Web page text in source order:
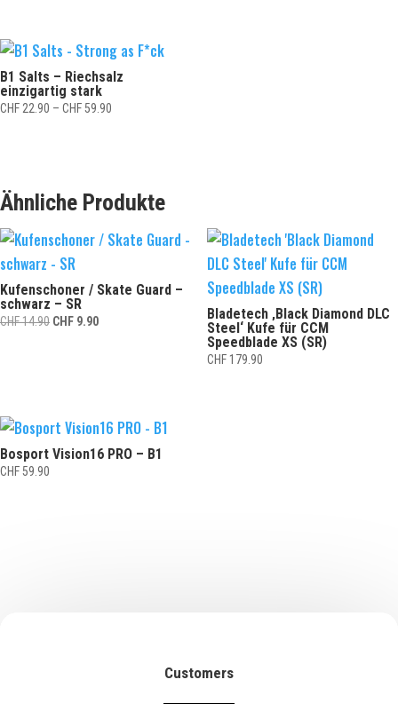
CHF 34.90
CHF 19.90.
B1 Salts – Riechsalz
einzigartig stark
CHF 22.90 – CHF59.90
Ähnliche Produkte
Kufenschoner / Skate Guard –
schwarz – SR
CHF14.90 Ursprünglicher
CHF 9.90Aktueller
Bladetech ‚Black Diamond DLC
Steel‘ Kufe für CCM
Speedblade XS (SR)
CHF179.90
Bosport Vision16 PRO – B1
CHF59.90
Customers